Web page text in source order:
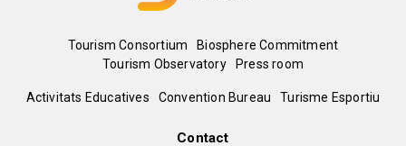
Menú
del
Tourism Consortium
Biosphere Commitment
Tourism Observatory
Press room
Peu
Activitats Educatives Convention Bureau Turisme Esportiu
Contact